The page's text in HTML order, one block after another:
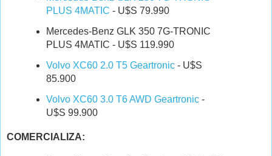
PLUS 4MATIC - U$S 79.990
Mercedes-Benz GLK 350 7G-TRONIC
PLUS 4MATIC - U$S 119.990
Volvo XC60 2.0 T5 Geartronic- U$S
85.900
Volvo XC60 3.0 T6 AWD Geartronic-
U$S 99.900
COMERCIALIZA: